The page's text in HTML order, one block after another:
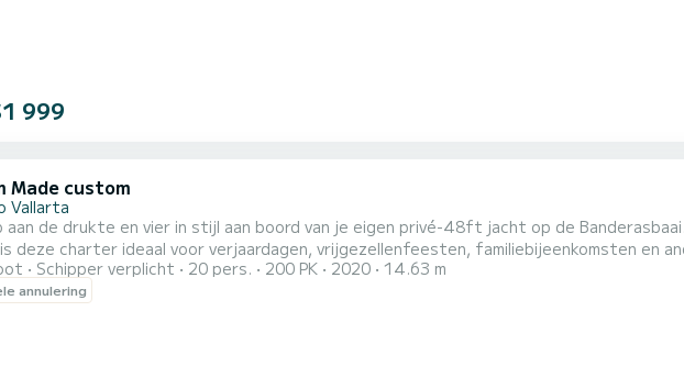
999
Made custom
Vallarta
aan de drukte en vier in stijl aan boord van je eigen privé-48ft jacht op de
deze charter ideaal voor verjaardagen, vrijgezellenfeesten, familiebijeenkomsten en
schilderachtige kustlijn van Puerto Vallarta met een professionele tweetalige kapitein en
Park, snorkel rond het rif, zwem in het heldere water of ontspan aan boord terwijl
Schipper verplicht 20 pers. 200 PK 2020 14.63 m
annulering